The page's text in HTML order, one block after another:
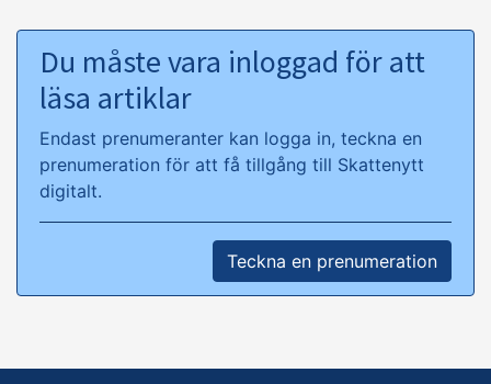
Du måste vara inloggad för att
läsa artiklar
Endast prenumeranter kan logga in, teckna en
prenumeration för att få tillgång till Skattenytt
digitalt.
Teckna en prenumeration